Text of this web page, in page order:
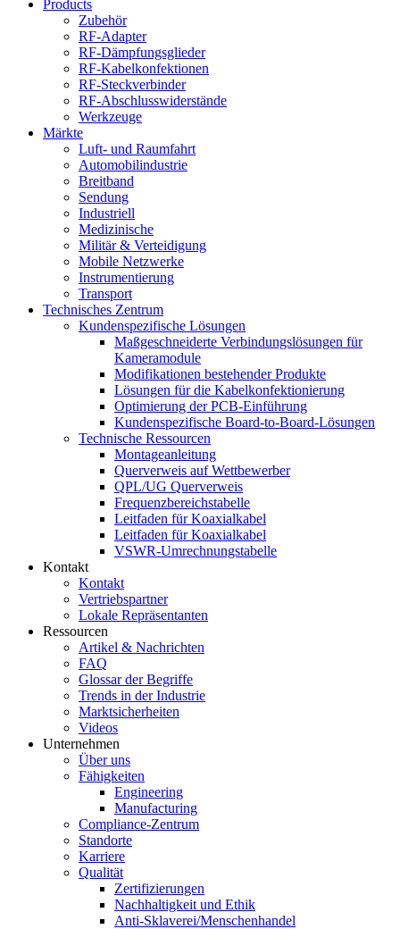
Products
Zubehör
RF-Adapter
RF-Dämpfungsglieder
RF-Kabelkonfektionen
RF-Steckverbinder
RF-Abschlusswiderstände
Werkzeuge
Märkte
Luft- und Raumfahrt
Automobilindustrie
Breitband
Sendung
Industriell
Medizinische
Militär & Verteidigung
Mobile Netzwerke
Instrumentierung
Transport
Technisches Zentrum
Kundenspezifische Lösungen
Maßgeschneiderte Verbindungslösungen für
Kameramodule
Modifikationen bestehender Produkte
Lösungen für die Kabelkonfektionierung
Optimierung der PCB-Einführung
Kundenspezifische Board-to-Board-Lösungen
Technische Ressourcen
Montageanleitung
Querverweis auf Wettbewerber
QPL/UG Querverweis
Frequenzbereichstabelle
Leitfaden für Koaxialkabel
Leitfaden für Koaxialkabel
VSWR-Umrechnungstabelle
Kontakt
Kontakt
Vertriebspartner
Lokale Repräsentanten
Ressourcen
Artikel & Nachrichten
FAQ
Glossar der Begriffe
Trends in der Industrie
Marktsicherheiten
Videos
Unternehmen
Über uns
Fähigkeiten
Engineering
Manufacturing
Compliance-Zentrum
Standorte
Karriere
Qualität
Zertifizierungen
Nachhaltigkeit und Ethik
Anti-Sklaverei/Menschenhandel